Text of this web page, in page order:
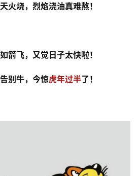
火烧，烈焰浇油真难熬！
箭飞，又觉日子太快啦！
别牛，今惊虎年过半了！